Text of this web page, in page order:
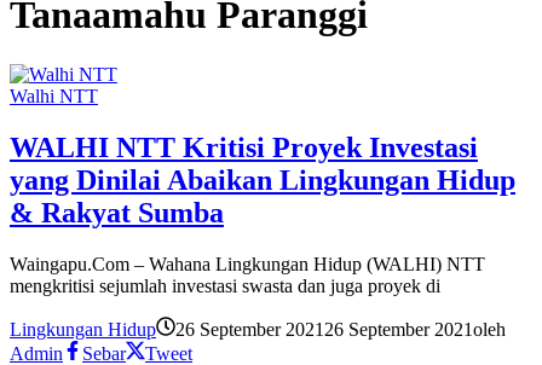
Tanaamahu Paranggi
Walhi NTT
WALHI NTT Kritisi Proyek Investasi
yang Dinilai Abaikan Lingkungan Hidup
& Rakyat Sumba
Waingapu.Com – Wahana Lingkungan Hidup (WALHI) NTT
mengkritisi sejumlah investasi swasta dan juga proyek di
Lingkungan Hidup 26 September 2021 26 September 2021oleh
Admin
Sebar Tweet